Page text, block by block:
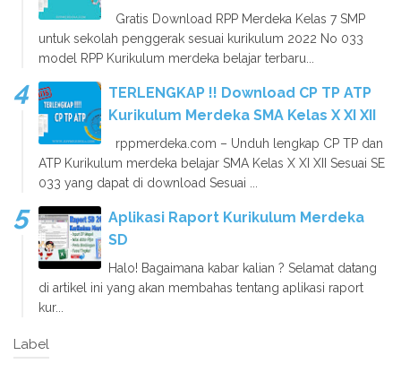
Gratis Download RPP Merdeka Kelas 7 SMP
untuk sekolah penggerak sesuai kurikulum 2022 No 033
model RPP Kurikulum merdeka belajar terbaru...
TERLENGKAP !! Download CP TP ATP
Kurikulum Merdeka SMA Kelas X XI XII
rppmerdeka.com – Unduh lengkap CP TP dan
ATP Kurikulum merdeka belajar SMA Kelas X XI XII Sesuai SE
033 yang dapat di download Sesuai ...
Aplikasi Raport Kurikulum Merdeka
SD
Halo! Bagaimana kabar kalian ? Selamat datang
di artikel ini yang akan membahas tentang aplikasi raport
kur...
Label